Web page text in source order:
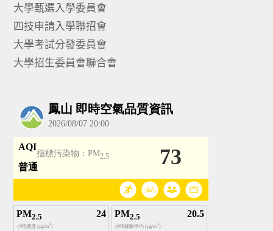
大學甄選入學委員會
四技申請入學聯招會
大學考試分發委員會
大學招生委員會聯合會